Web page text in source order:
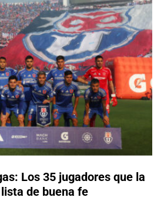
Los 35 jugadores que la
de buena fe